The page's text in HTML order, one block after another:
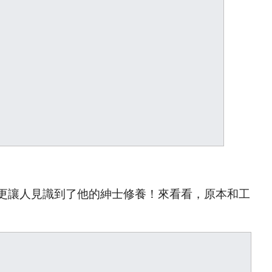
人見識到了他的紳士修養！來看看，原本和工